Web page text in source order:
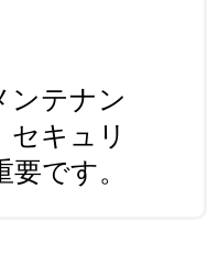
ンテナン
セキュリ
です。